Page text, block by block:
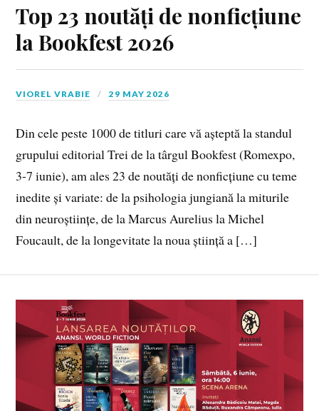
Top 23 noutăți de nonficțiune
la Bookfest 2026
VIOREL VRABIE 29 MAY 2026
Din cele peste 1000 de titluri care vă așteptă la standul
grupului editorial Trei de la târgul Bookfest (Romexpo,
3-7 iunie), am ales 23 de noutăți de nonficțiune cu teme
inedite și variate: de la psihologia jungiană la miturile
din neuroștiințe, de la Marcus Aurelius la Michel
Foucault, de la longevitate la noua știință a […]